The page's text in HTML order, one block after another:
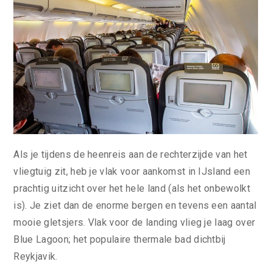
Als je tijdens de heenreis aan de rechterzijde van het
vliegtuig zit, heb je vlak voor aankomst in IJsland een
prachtig uitzicht over het hele land (als het onbewolkt
is). Je ziet dan de enorme bergen en tevens een aantal
mooie gletsjers. Vlak voor de landing vlieg je laag over
Blue Lagoon; het populaire thermale bad dichtbij
Reykjavik.